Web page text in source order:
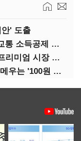
' 도출
KTX 출퇴근족 혜택 축소…대중교통 소득공제 개편
조용히 오르는 연회비…카드사 프리미엄 시장 정조준
40도 넘나드는 폭염…실손 빈틈 메우는 '100원 미니보험'